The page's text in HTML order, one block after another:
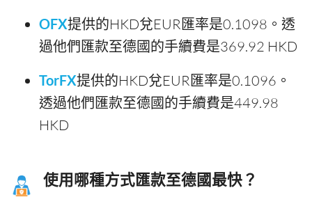
OFX提供的HKD兌EUR匯率是0.1098。透
過他們匯款至德國的手續費是369.92 HKD
TorFX提供的HKD兌EUR匯率是0.1096。
透過他們匯款至德國的手續費是449.98
HKD
使用哪種方式匯款至德國最快？